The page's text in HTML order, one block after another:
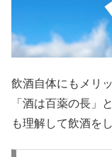
飲酒自体にもメリ
「酒は百薬の長」
も理解して飲酒を